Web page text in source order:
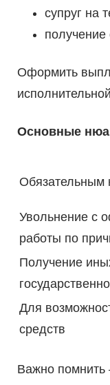
супруг на
Оформить
Основные
Обязательным
Увольнение с
работы по
Получение
Для
средств
Важно помнить